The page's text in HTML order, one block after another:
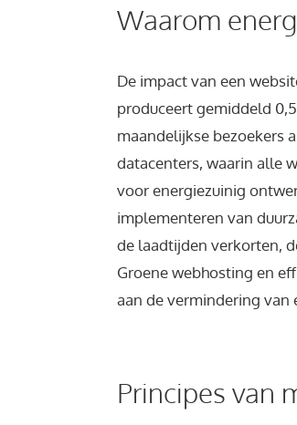
Waarom
De impact van een
produceert gemiddeld
maandelijkse bezoekers
datacenters, waarin alle
voor energiezuinig
implementeren van
de laadtijden verkorten,
Groene webhosting en
aan de vermindering van
Principes van